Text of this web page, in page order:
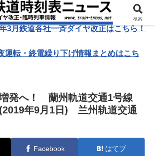
3月鉄道各社一斉ダイヤ改正はこちら！
運転・終電繰り下げ情報まとめはこち
発へ！ 蘭州軌道交通1号線
年9月1日) 兰州轨道交通
Facebook はてブ
検索